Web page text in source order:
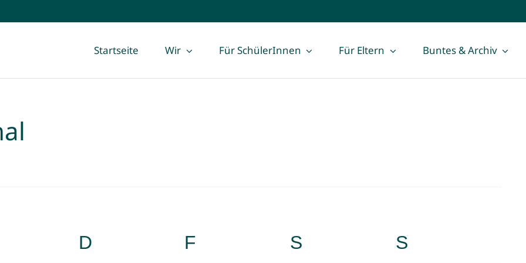
Startseite Wir Für SchülerInnen Für Eltern Buntes & Archiv
MITTWOCH
D DONNERSTAG
F S S